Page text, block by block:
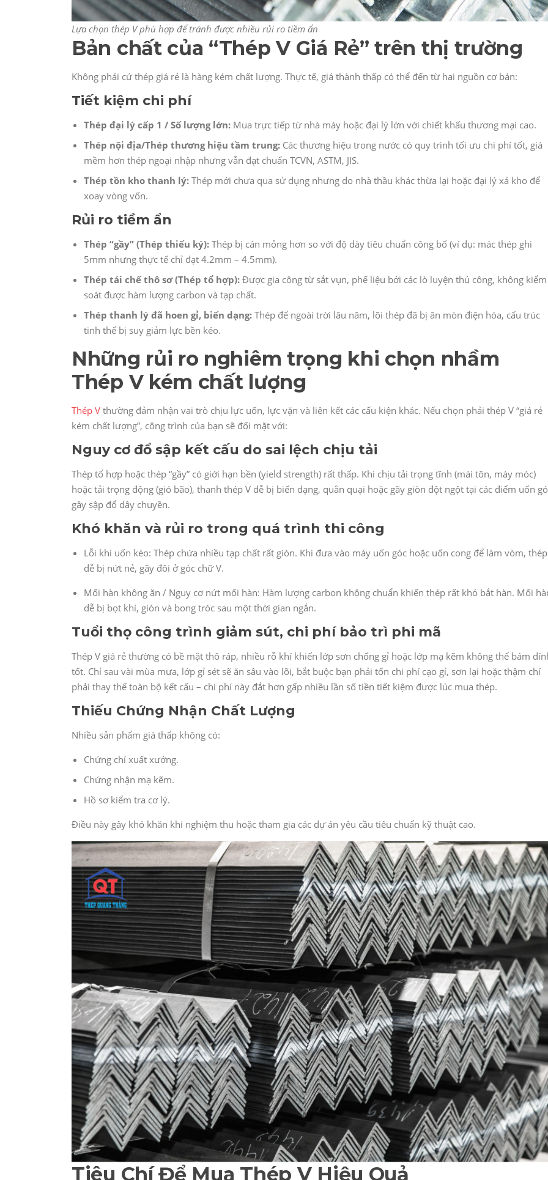
Lựa chọn thép V phù hợp để tránh được nhiều rủi ro tiềm ẩn
Bản chất của “Thép V Giá Rẻ” trên thị trường
Không phải cứ thép giá rẻ là hàng kém chất lượng. Thực tế, giá thành thấp có thể đến từ hai nguồn cơ bản:
Tiết kiệm chi phí
Thép đại lý cấp 1 / Số lượng lớn: Mua trực tiếp từ nhà máy hoặc đại lý lớn với chiết khấu thương mại cao.
Thép nội địa/Thép thương hiệu tầm trung: Các thương hiệu trong nước có quy trình tối ưu chi phí tốt, giá
mềm hơn thép ngoại nhập nhưng vẫn đạt chuẩn TCVN, ASTM, JIS.
Thép tồn kho thanh lý: Thép mới chưa qua sử dụng nhưng do nhà thầu khác thừa lại hoặc đại lý xả kho để
xoay vòng vốn.
Rủi ro tiềm ẩn
Thép “gầy” (Thép thiếu ký): Thép bị cán mỏng hơn so với độ dày tiêu chuẩn công bố (ví dụ: mác thép ghi
5mm nhưng thực tế chỉ đạt 4.2mm – 4.5mm).
Thép tái chế thô sơ (Thép tổ hợp): Được gia công từ sắt vụn, phế liệu bởi các lò luyện thủ công, không kiểm
soát được hàm lượng carbon và tạp chất.
Thép thanh lý đã hoen gỉ, biến dạng: Thép để ngoài trời lâu năm, lõi thép đã bị ăn mòn điện hóa, cấu trúc
tinh thể bị suy giảm lực bền kéo.
Những rủi ro nghiêm trọng khi chọn nhầm
Thép V kém chất lượng
Thép V thường đảm nhận vai trò chịu lực uốn, lực vặn và liên kết các cấu kiện khác. Nếu chọn phải thép V “giá rẻ
kém chất lượng”, công trình của bạn sẽ đối mặt với:
Nguy cơ đổ sập kết cấu do sai lệch chịu tải
Thép tổ hợp hoặc thép “gầy” có giới hạn bền (yield strength) rất thấp. Khi chịu tải trọng tĩnh (mái tôn, máy móc)
hoặc tải trọng động (gió bão), thanh thép V dễ bị biến dạng, quằn quại hoặc gãy giòn đột ngột tại các điểm uốn
gây sập đổ dây chuyền.
Khó khăn và rủi ro trong quá trình thi công
Lỗi khi uốn kéo: Thép chứa nhiều tạp chất rất giòn. Khi đưa vào máy uốn góc hoặc uốn cong để làm vòm, thép
dễ bị nứt nẻ, gãy đôi ở góc chữ V.
Mối hàn không ăn / Nguy cơ nứt mối hàn: Hàm lượng carbon không chuẩn khiến thép rất khó bắt hàn. Mối
dễ bị bọt khí, giòn và bong tróc sau một thời gian ngắn.
Tuổi thọ công trình giảm sút, chi phí bảo trì phi mã
Thép V giá rẻ thường có bề mặt thô ráp, nhiều rỗ khí khiến lớp sơn chống gỉ hoặc lớp mạ kẽm không thể bám
tốt. Chỉ sau vài mùa mưa, lớp gỉ sét sẽ ăn sâu vào lõi, bắt buộc bạn phải tốn chi phí cạo gỉ, sơn lại hoặc thậm chí
phải thay thế toàn bộ kết cấu – chi phí này đắt hơn gấp nhiều lần số tiền tiết kiệm được lúc mua thép.
Thiếu Chứng Nhận Chất Lượng
Nhiều sản phẩm giá thấp không có:
Chứng chỉ xuất xưởng.
Chứng nhận mạ kẽm.
Hồ sơ kiểm tra cơ lý.
Điều này gây khó khăn khi nghiệm thu hoặc tham gia các dự án yêu cầu tiêu chuẩn kỹ thuật cao.
Tiêu Chí Để Mua Thép V Hiệu Quả